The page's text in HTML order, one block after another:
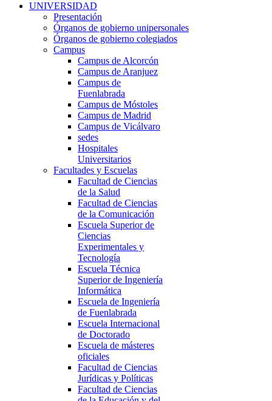
UNIVERSIDAD
Presentación
Órganos de gobierno unipersonales
Órganos de gobierno colegiados
Campus
Campus de Alcorcón
Campus de Aranjuez
Campus de
Fuenlabrada
Campus de Móstoles
Campus de Madrid
Campus de Vicálvaro
sedes
Hospitales
Universitarios
Facultades y Escuelas
Facultad de Ciencias
de la Salud
Facultad de Ciencias
de la Comunicación
Escuela Superior de
Ciencias
Experimentales y
Tecnología
Escuela Técnica
Superior de Ingeniería
Informática
Escuela de Ingeniería
de Fuenlabrada
Escuela Internacional
de Doctorado
Escuela de másteres
oficiales
Facultad de Ciencias
Jurídicas y Políticas
Facultad de Ciencias